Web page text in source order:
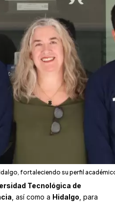
fortaleciendo su perfil
Tecnológica de
, así como a Hidalgo , para